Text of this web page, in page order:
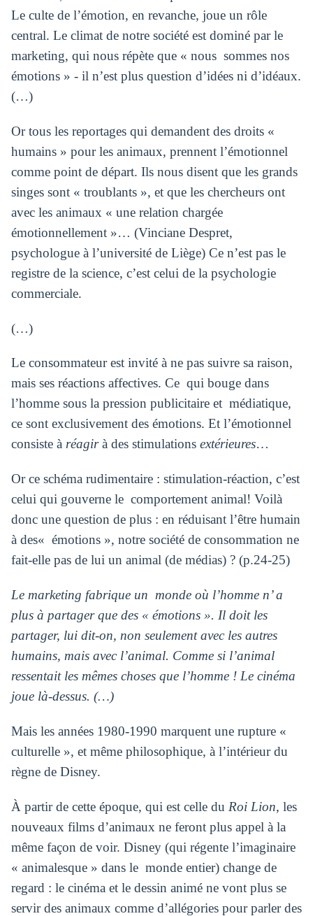
Le culte de l’émotion, en revanche, joue un rôle
central. Le climat de notre société est dominé par le
marketing, qui nous répète que « nous sommes nos
émotions » - il n’est plus question d’idées ni d’idéaux.
(…)
Or tous les reportages qui demandent des droits «
humains » pour les animaux, prennent l’émotionnel
comme point de départ. Ils nous disent que les grands
singes sont « troublants », et que les chercheurs ont
avec les animaux « une relation chargée
émotionnellement »… (Vinciane Despret,
psychologue à l’université de Liège) Ce n’est pas le
registre de la science, c’est celui de la psychologie
commerciale.
(…)
Le consommateur est invité à ne pas suivre sa raison,
mais ses réactions affectives. Ce qui bouge dans
l’homme sous la pression publicitaire et médiatique,
ce sont exclusivement des émotions. Et l’émotionnel
consiste à réagirà des stimulations extérieures…
Or ce schéma rudimentaire : stimulation-réaction, c’est
celui qui gouverne le comportement animal! Voilà
donc une question de plus : en réduisant l’être humain
à des« émotions », notre société de consommation ne
fait-elle pas de lui un animal (de médias) ? (p.24-25)
Le marketing fabrique un monde où l’homme n’ a
plus à partager que des « émotions ». Il doit les
partager, lui dit-on, non seulement avec les autres
humains, mais avec l’animal. Comme si l’animal
ressentait les mêmes choses que l’homme ! Le cinéma
joue là-dessus. (…)
Mais les années 1980-1990 marquent une rupture «
culturelle », et même philosophique, à l’intérieur du
règne de Disney.
À partir de cette époque, qui est celle du Roi Lion, les
nouveaux films d’animaux ne feront plus appel à la
même façon de voir. Disney (qui régente l’imaginaire
« animalesque » dans le monde entier) change de
regard : le cinéma et le dessin animé ne vont plus se
servir des animaux comme d’allégories pour parler des